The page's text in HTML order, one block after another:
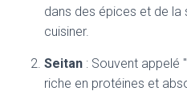
dans des épices et de la
cuisiner.
Seitan : Souvent appelé
riche en protéines et